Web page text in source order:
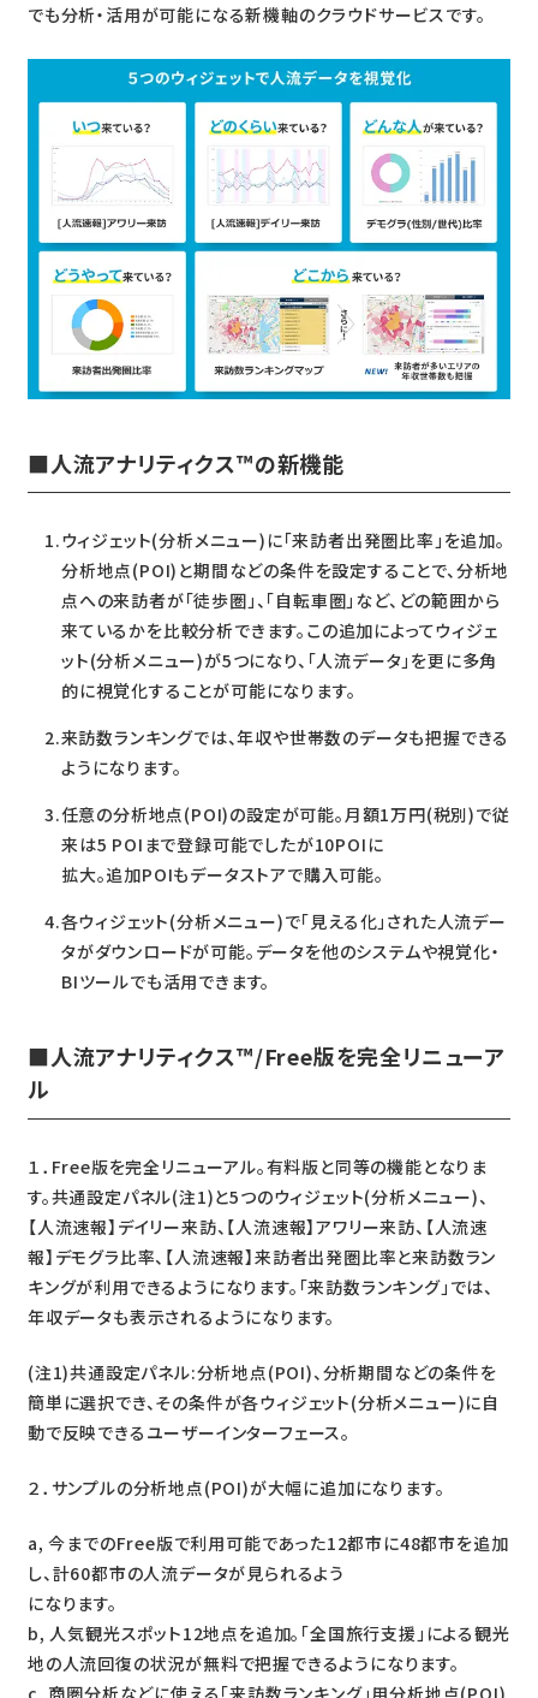
でも分析・活用が可能になる新機軸のクラウドサービスです。
■人流アナリティクス™の新機能
ウィジェット(分析メニュー)に「来訪者出発圏比率」を追加。
分析地点(POI)と期間などの条件を設定することで、分析地
点への来訪者が「徒歩圏」、「自転車圏」など、どの範囲から
来ているかを比較分析できます。この追加によってウィジェ
ット(分析メニュー)が5つになり、「人流データ」を更に多角
的に視覚化することが可能になります。
来訪数ランキングでは、年収や世帯数のデータも把握できる
ようになります。
任意の分析地点(POI)の設定が可能。月額1万円(税別)で従
来は5 POIまで登録可能でしたが10POIに
拡大。追加POIもデータストアで購入可能。
各ウィジェット(分析メニュー)で「見える化」された人流デー
タがダウンロードが可能。データを他のシステムや視覚化・
BIツールでも活用できます。
■人流アナリティクス™/Free版を完全リニューア
ル
１．Free版を完全リニューアル。有料版と同等の機能となりま
す。共通設定パネル(注1)と5つのウィジェット(分析メニュー)、
【人流速報】デイリー来訪、【人流速報】アワリー来訪、【人流速
報】デモグラ比率、【人流速報】来訪者出発圏比率と来訪数ラン
キングが利用できるようになります。「来訪数ランキング」では、
年収データも表示されるようになります。
(注1)共通設定パネル:分析地点(POI)、分析期間などの条件を
簡単に選択でき、その条件が各ウィジェット(分析メニュー)に自
動で反映できるユーザーインターフェース。
２．サンプルの分析地点(POI)が大幅に追加になります。
a, 今までのFree版で利用可能であった12都市に48都市を追加
し、計60都市の人流データが見られるよう
になります。
b, 人気観光スポット12地点を追加。「全国旅行支援」による観光
地の人流回復の状況が無料で把握できるようになります。